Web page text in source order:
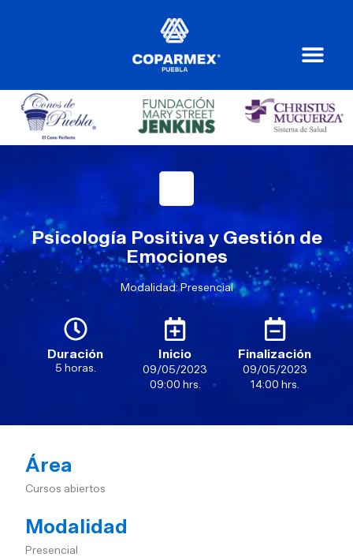
Psicología Positiva y Gestión de
Emociones
Modalidad: Presencial
Duración
5 horas.
Inicio
09/05/2023
09:00 hrs.
Finalización
09/05/2023
14:00 hrs.
Área
Cursos abiertos
Modalidad
Presencial